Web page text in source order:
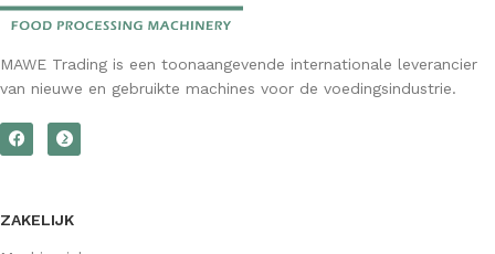
MAWE Trading is een toonaangevende internationale leverancier
van nieuwe en gebruikte machines voor de voedingsindustrie.
ZAKELIJK